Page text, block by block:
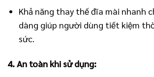
Khả năng thay thế đĩa mài nhanh
dàng giúp người dùng tiết kiệm
sức.
4. An toàn khi sử dụng: